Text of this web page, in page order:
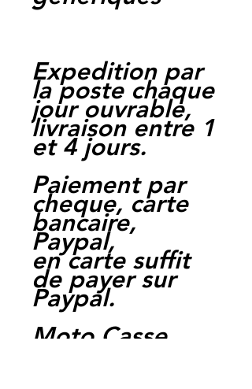
Expedition par
la poste chaque
jour ouvrable,
livraison entre 1
et 4 jours.
Paiement par
cheque, carte
bancaire,
Paypal,
en carte suffit
de payer sur
Paypal.
Moto Casse